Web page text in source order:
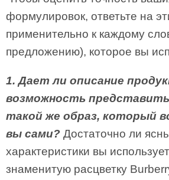
формулировок, ответьте на
применительно к каждому
предложению), которое вы
1. Дает ли описание
возможность
такой же образ, который
вы сами? Достаточно ли
характеристики вы
знаменитую расцветку